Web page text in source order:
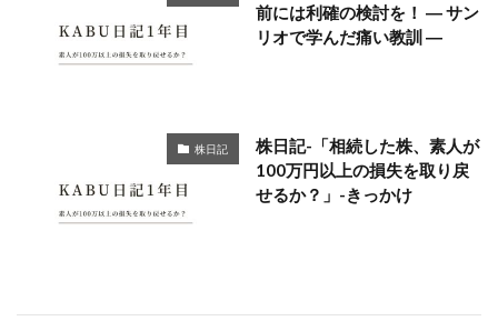
前には利確の検討を！ ― サン
リオで学んだ痛い教訓 ―
株日記
株日記-「相続した株、素人が
100万円以上の損失を取り戻
せるか？」-きっかけ